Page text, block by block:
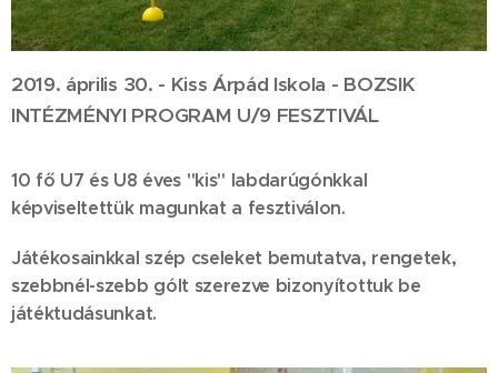
2019. április 30. - Kiss Árpád Iskola - BOZSIK
INTÉZMÉNYI PROGRAM U/9 FESZTIVÁL
10 fő U7 és U8 éves "kis" labdarúgónkkal
képviseltettük magunkat a fesztiválon.
Játékosainkkal szép cseleket bemutatva, rengetek,
szebbnél-szebb gólt szerezve bizonyítottuk be
játéktudásunkat.